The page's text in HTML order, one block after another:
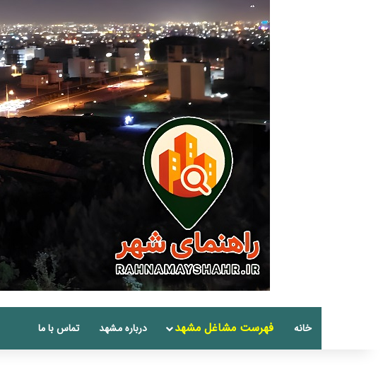
خانه فهرست مشاغل مشهد درباره مشهد تماس با ما